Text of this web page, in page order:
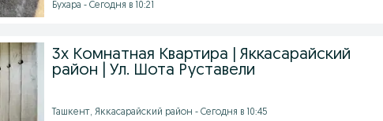
Бухара - Сегодня в 10:21
3х Комнатная Квартира | Яккасарайский
район | Ул. Шота Руставели
Ташкент, Яккасарайский район - Сегодня в 10:45